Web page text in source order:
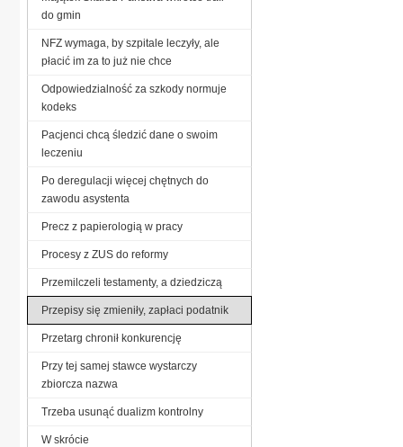
do gmin
NFZ wymaga, by szpitale leczyły, ale
płacić im za to już nie chce
Odpowiedzialność za szkody normuje
kodeks
Pacjenci chcą śledzić dane o swoim
leczeniu
Po deregulacji więcej chętnych do
zawodu asystenta
Precz z papierologią w pracy
Procesy z ZUS do reformy
Przemilczeli testamenty, a dziedziczą
Przepisy się zmieniły, zapłaci podatnik
Przetarg chronił konkurencję
Przy tej samej stawce wystarczy
zbiorcza nazwa
Trzeba usunąć dualizm kontrolny
W skrócie